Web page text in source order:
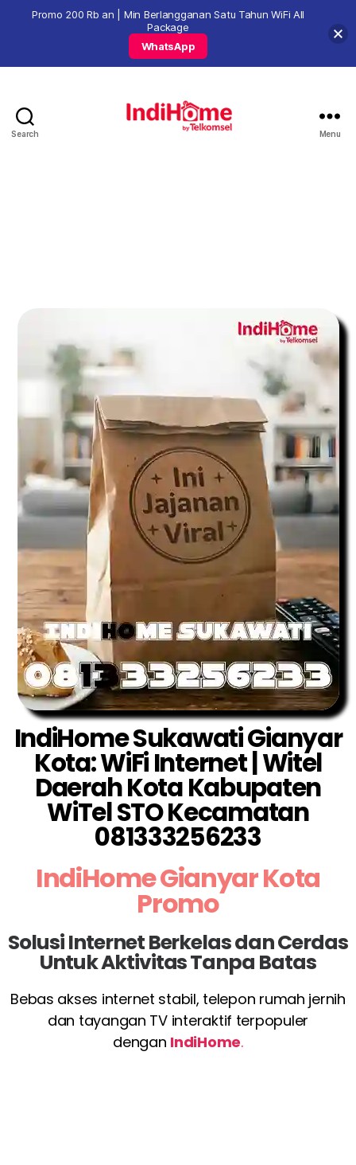
Search Menu
IndiHome Sukawati Gianyar
Kota: WiFi Internet | Witel
Daerah Kota Kabupaten
WiTel STO Kecamatan
081333256233
IndiHome Gianyar Kota
Promo
Solusi Internet Berkelas dan Cerdas
Untuk Aktivitas Tanpa Batas
Bebas akses internet stabil, telepon rumah jernih
dan tayangan TV interaktif terpopuler
dengan IndiHome.
Promo 200 Rb an | Min Berlangganan Satu Tahun WiFi All
Package
WhatsApp